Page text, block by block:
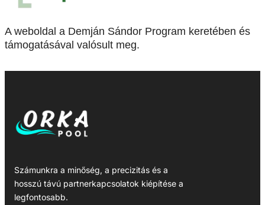
A weboldal a Demján Sándor Program keretében és
támogatásával valósult meg.
Számunkra a minőség, a precizitás és a
hosszú távú partnerkapcsolatok kiépítése a
legfontosabb.